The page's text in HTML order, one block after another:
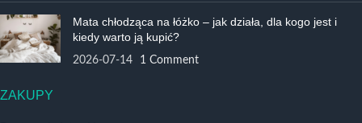
Mata chłodząca na łóżko – jak działa, dla kogo jest i
kiedy warto ją kupić?
2026-07-14 1 Comment
ZAKUPY